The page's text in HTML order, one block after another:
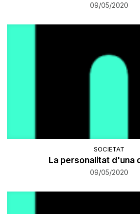
09/05/2020
SOCIETAT
La personalitat d'una
09/05/2020